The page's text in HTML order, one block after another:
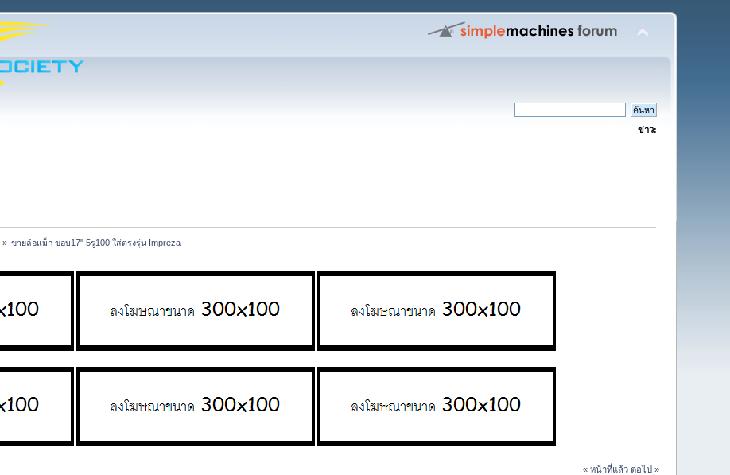
ข่าว:
» ขายล้อแม็ก ขอบ17" 5รู100 ใส่ตรงรุ่น Impreza
« หน้าที่แล้ว ต่อไป »